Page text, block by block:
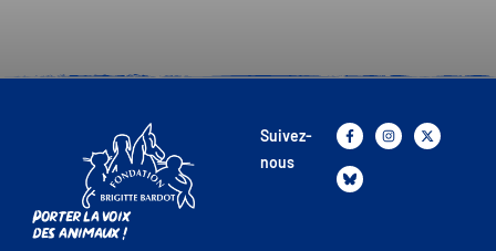
Porter la voix
des animaux !
Suivez-
nous